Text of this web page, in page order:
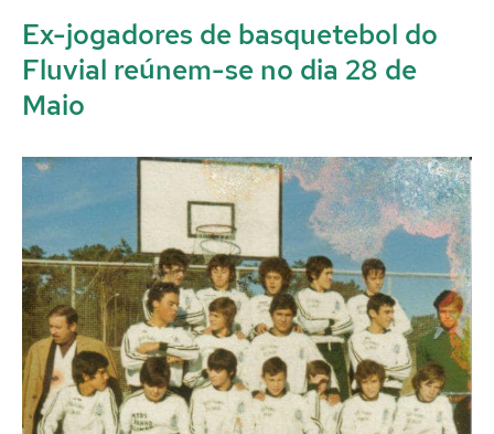
Ex-jogadores de basquetebol do
Fluvial reúnem-se no dia 28 de
Maio